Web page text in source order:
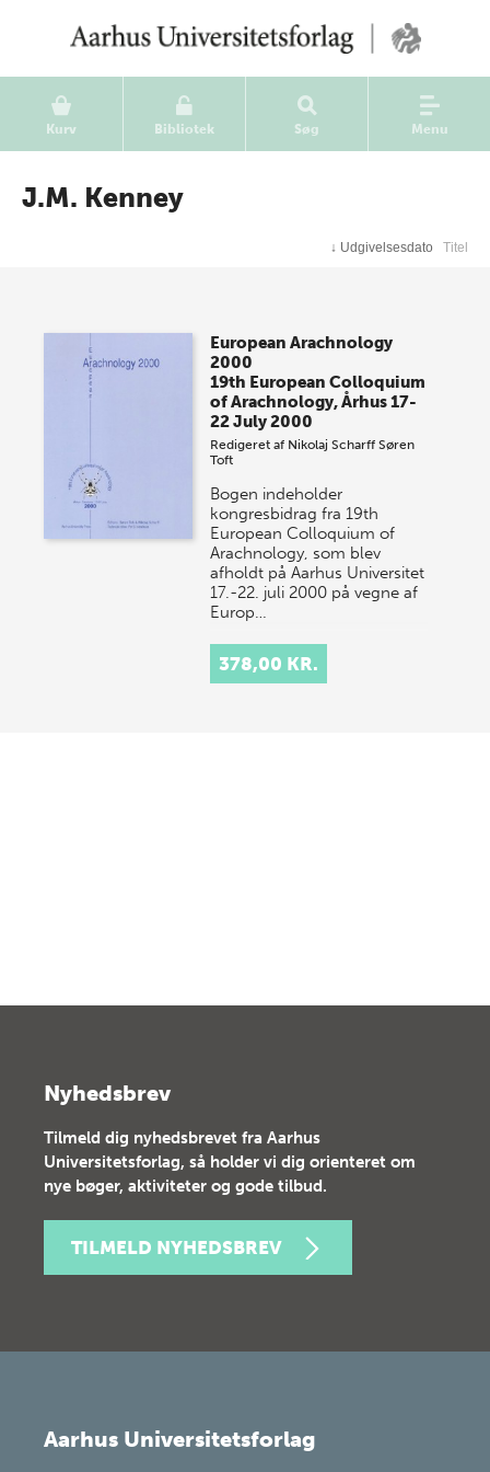
Kurv Bibliotek Søg Menu
J.M. Kenney
↓ Udgivelsesdato Titel
European Arachnology
2000
19th European Colloquium
of Arachnology, Århus 17-
22 July 2000
Redigeret af Nikolaj Scharff Søren
Toft
Bogen indeholder
kongresbidrag fra 19th
European Colloquium of
Arachnology, som blev
afholdt på Aarhus Universitet
17.-22. juli 2000 på vegne af
Europ…
378,00 KR.
Nyhedsbrev
Tilmeld dig nyhedsbrevet fra Aarhus
Universitetsforlag, så holder vi dig orienteret om
nye bøger, aktiviteter og gode tilbud.
TILMELD NYHEDSBREV
Aarhus Universitetsforlag